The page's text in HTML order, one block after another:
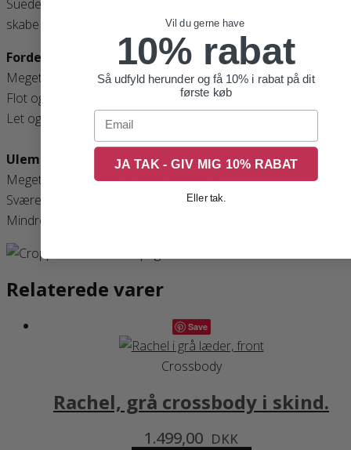
Suede fremstilles af indersiden af læderet, som slibes for at
skabe en blød og mat overflade.
Fordele
Meget blødt og behageligt
Flot og varm tekstur
Let og fleksibelt
Ulemper
Meget følsomt overfor vand og pletter
Sværere at rengøre
Mindre slidstærkt end glat læder
Relaterede varer
Save
Crossbody
Rachel, grå crossbody i skind.
1.499,00 DKK
Vil du gerne have
10% rabat
Så udfyld herunder og få 10% i rabat på dit
første køb
Email
JA TAK - GIV MIG 10% RABAT
Eller tak.